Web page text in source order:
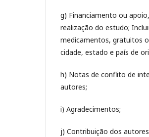
g) Financiamento ou
realização do estudo;
medicamentos, gratuitos
cidade, estado e país de
h) Notas de conflito de
autores;
i) Agradecimentos;
j) Contribuição dos